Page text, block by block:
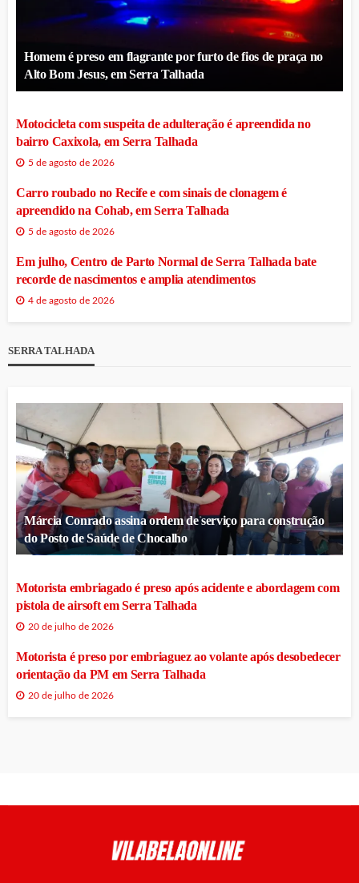
Homem é preso em flagrante por furto de fios de praça no
Alto Bom Jesus, em Serra Talhada
Motocicleta com suspeita de adulteração é apreendida no
bairro Caxixola, em Serra Talhada
5 de agosto de 2026
Carro roubado no Recife e com sinais de clonagem é
apreendido na Cohab, em Serra Talhada
5 de agosto de 2026
Em julho, Centro de Parto Normal de Serra Talhada bate
recorde de nascimentos e amplia atendimentos
4 de agosto de 2026
SERRA TALHADA
Márcia Conrado assina ordem de serviço para construção
do Posto de Saúde de Chocalho
Motorista embriagado é preso após acidente e abordagem com
pistola de airsoft em Serra Talhada
20 de julho de 2026
Motorista é preso por embriaguez ao volante após desobedecer
orientação da PM em Serra Talhada
20 de julho de 2026